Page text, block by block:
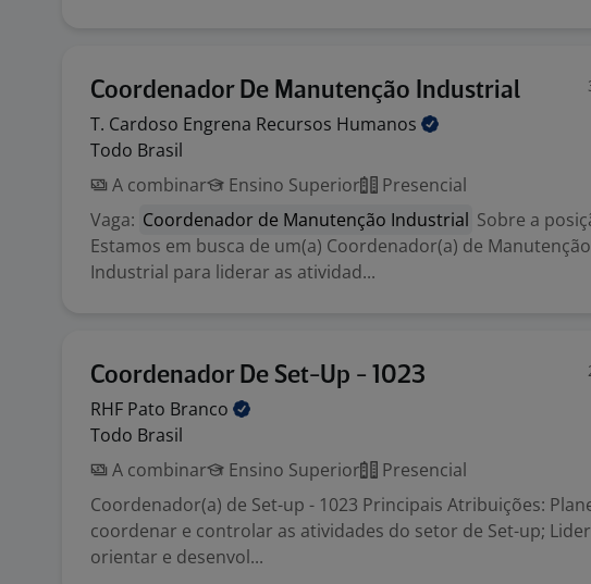
Coordenador De Manutenção Industrial
T. Cardoso Engrena Recursos Humanos
Todo Brasil
A combinar
Ensino Superior
Presencial
Vaga: Coordenador de Manutenção Industrial Sobre a
Estamos em busca de um(a) Coordenador(a) de Manutenção
Industrial para liderar as atividad...
Coordenador De Set-Up - 1023
RHF Pato Branco
Todo Brasil
A combinar
Ensino Superior
Presencial
Coordenador(a) de Set-up - 1023 Principais Atribuições:
coordenar e controlar as atividades do setor de Set-up;
orientar e desenvol...